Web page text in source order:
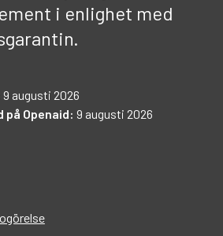
i enlighet med
9 augusti 2026
på Openaid: 9 augusti 2026